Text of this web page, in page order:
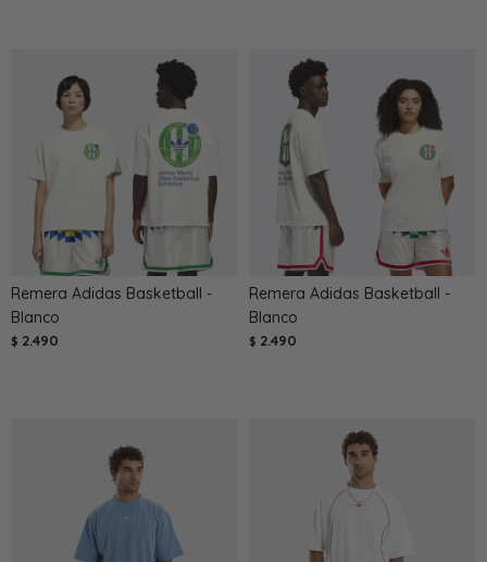
Remera Adidas Basketball -
Blanco
$ 2.490
Remera Adidas Basketball -
Blanco
$ 2.490